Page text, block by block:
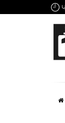
Алфавітний